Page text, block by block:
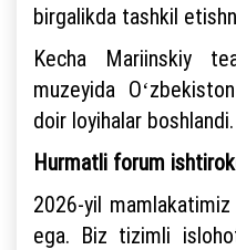
birgalikda tashkil
Kecha Mariinskiy
muzeyida
doir loyihalar boshlandi.
Hurmatli forum
2026-yil
ega. Biz tizimli